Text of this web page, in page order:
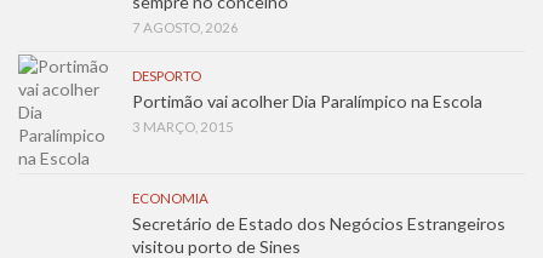
7 AGOSTO, 2026
DESPORTO
Portimão vai acolher Dia Paralímpico na Escola
3 MARÇO, 2015
ECONOMIA
Secretário de Estado dos Negócios Estrangeiros
visitou porto de Sines